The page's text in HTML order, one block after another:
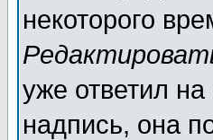
некоторого
уже ответил
надпись, она